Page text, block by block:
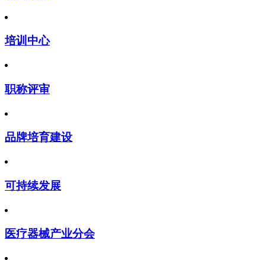
培训中心
职称评审
品牌培育建设
可持续发展
医疗器械产业分会